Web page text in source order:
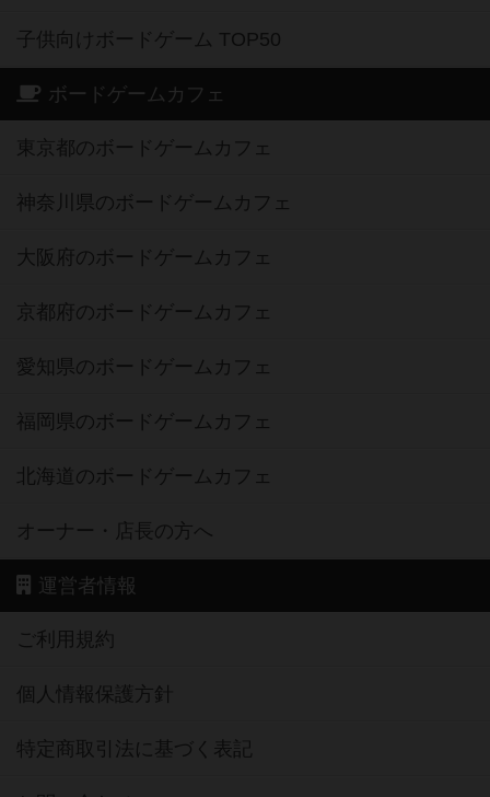
子供向けボードゲーム TOP50
ボードゲームカフェ
東京都のボードゲームカフェ
神奈川県のボードゲームカフェ
大阪府のボードゲームカフェ
京都府のボードゲームカフェ
愛知県のボードゲームカフェ
福岡県のボードゲームカフェ
北海道のボードゲームカフェ
オーナー・店長の方へ
運営者情報
ご利用規約
個人情報保護方針
特定商取引法に基づく表記